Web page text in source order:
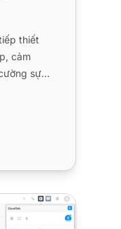
thiết
cảm
sự
cho năm 2025